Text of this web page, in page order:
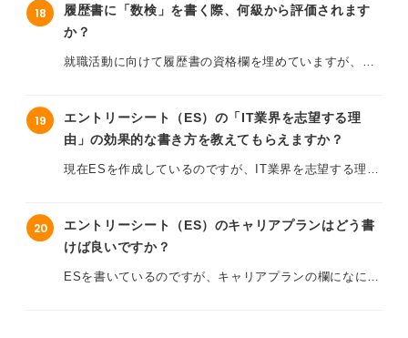
ドバイスをお願いします。
サークル活動を通じて「働く姿」をイメージしてもらう
ための文章構成や、採用担当者の目を引く具体的な書き
方についてアドバイスをお願いします。
当てはまるような抽象的な内容になってしまい、自分ら
しさをどう出せば良いのかわかりません。
やはり「なぜこの市ではないといけないのか」という点
市役所の採用担当者がESでチェックしているポイント
や、ほかの受験生と差別化するための具体的な書き方の
コツについてアドバイスをお願いします。
普段は「1-2-3」のようにハイフンを使って省略して書い
てしまうのですが、やはり「一丁目二番三号」のように
ません。
れて、選考に影響が出てしまわないか心配です。
書くべきかといった細かい注意点、また間違いやすいポ
イントについてアドバイスをお願いします。
18
履歴書に「数検」を書く際、何級から評価されます
か？
就職活動に向けて履歴書の資格欄を埋めていますが、実
中学生や高校生の頃に取得した級しか持っていないので
すが、一般的にどのレベルからが「ビジネスで役立つ計
数能力」として評価の対象になるのでしょうか？
考力の証明としてIT業界や金融業界などでどの程度ポジ
ティブにとらえられるのか知りたいです。
もし履歴書に書くほどではない級だとしても、学習のプ
19
エントリーシート（ES）の「IT業界を志望する理
由」の効果的な書き方を教えてもらえますか？
現在ESを作成しているのですが、IT業界を志望する理由
自分なりに「プログラミングに興味がある」「成長産業
だから」といった理由はありますが、これだけでは内容
が薄くほかの学生と似通ってしまうのではないかと不安
20
エントリーシート（ES）のキャリアプランはどう書
けば良いですか？
ESを書いているのですが、キャリアプランの欄になにを